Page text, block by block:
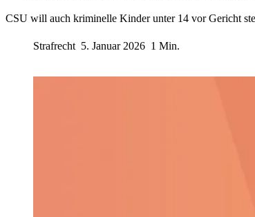
CSU will auch kriminelle Kinder unter 14 vor Gericht
Strafrecht 5. Januar 2026 1 Min.